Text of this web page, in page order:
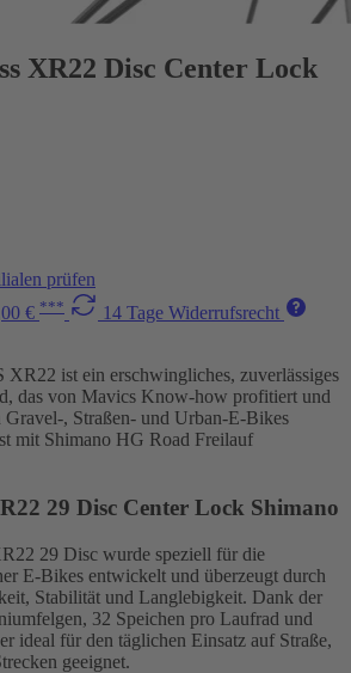
XR22 Disc Center Lock
prüfen
€ ***
14 Tage Widerrufsrecht
ist ein erschwingliches, zuverlässiges
das von Mavics Know-how profitiert und
, Straßen- und Urban-E-Bikes
mit Shimano HG Road Freilauf
29 Disc Center Lock Shimano
29 Disc wurde speziell für die
E-Bikes entwickelt und überzeugt durch
Stabilität und Langlebigkeit. Dank der
32 Speichen pro Laufrad und
ideal für den täglichen Einsatz auf Straße,
geeignet.